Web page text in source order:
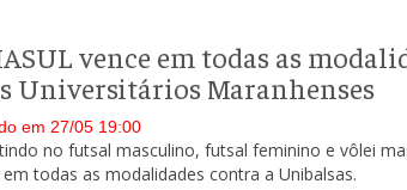
vence em todas as
Universitários Maranhenses
em 27/05 19:00
no futsal masculino, futsal feminino e vôlei
todas as modalidades contra a Unibalsas.